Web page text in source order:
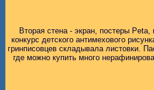
Вторая стена - экран, постеры
конкурс детского антимехового
гринписовцев складывала листовки.
где можно купить много